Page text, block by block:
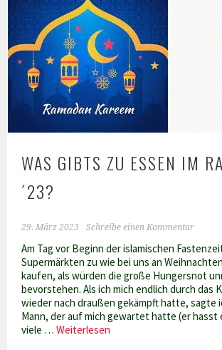
WAS GIBTS ZU ESSEN IM
´23?
29. März 2023 Schreibe einen Kommentar
Am Tag vor Beginn der islamischen
Supermärkten zu wie bei uns an
kaufen, als würden die große Hungersnot
bevorstehen. Als ich mich endlich durch das
wieder nach draußen gekämpft hatte, sagte
Mann, der auf mich gewartet hatte (er hasst
viele …Weiterlesen